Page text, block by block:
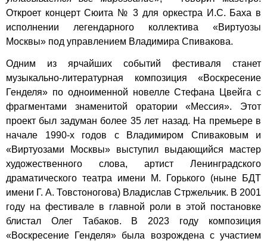
Откроет концерт Сюита № 3 для оркестра И.С. Баха в
исполнении легендарного коллектива «Виртуозы
Москвы» под управлением Владимира Спивакова.
Одним из ярчайших событий фестиваля станет
музыкально-литературная композиция «Воскресение
Генделя» по одноименной новелле Стефана Цвейга с
фрагментами знаменитой оратории «Мессия». Этот
проект был задуман более 35 лет назад. На премьере в
начале 1990-х годов с Владимиром Спиваковым и
«Виртуозами Москвы» выступил выдающийся мастер
художественного слова,
артист Ленинградского
драматического театра имени М. Горького (ныне БДТ
имени Г. А. Товстоногова) Владислав Стржельчик. В 2001
году на фестивале в главной роли в этой постановке
блистал Олег Табаков. В 2023 году композиция
«Воскресение Генделя» была возрождена с участием